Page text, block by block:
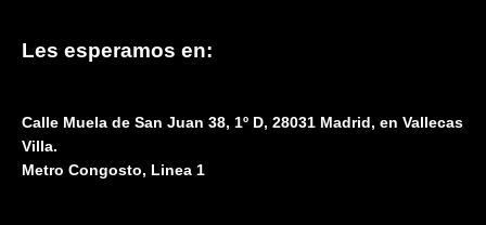
Les esperamos en:
Calle Muela de San Juan 38, 1º D, 28031 Madrid, en Vallecas
Villa.
Metro Congosto, Linea 1